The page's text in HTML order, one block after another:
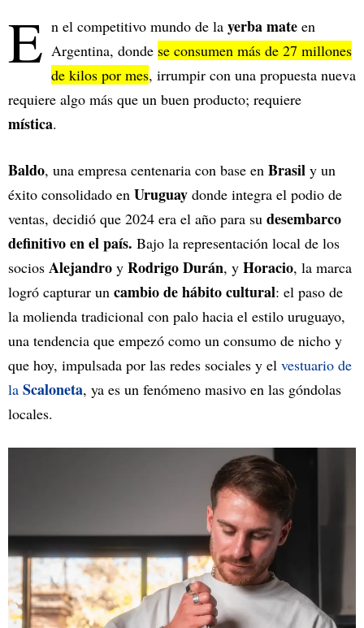
E n el competitivo mundo de la yerba mate en
Argentina, donde se consumen más de 27 millones
de kilos por mes, irrumpir con una propuesta nueva
requiere algo más que un buen producto; requiere
mística.
Baldo, una empresa centenaria con base en Brasil y un
éxito consolidado en Uruguay donde integra el podio de
ventas, decidió que 2024 era el año para su desembarco
definitivo en el país. Bajo la representación local de los
socios Alejandro y Rodrigo Durán, y Horacio, la marca
logró capturar un cambio de hábito cultural: el paso de
la molienda tradicional con palo hacia el estilo uruguayo,
una tendencia que empezó como un consumo de nicho y
que hoy, impulsada por las redes sociales y el vestuario de
la Scaloneta, ya es un fenómeno masivo en las góndolas
locales.